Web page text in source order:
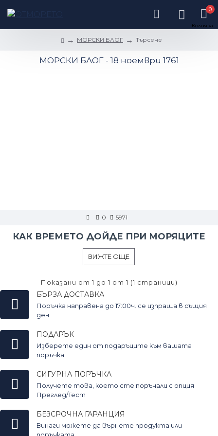
0
МОРСКИ БЛОГ Търсене
МОРСКИ БЛОГ - 18 ноември 1761
0 5971
КАК ВРЕМЕТО ДОЙДЕ ПРИ МОРЯЦИТЕ
ВИЖТЕ ОЩЕ
Показани от 1 до 1 от 1 (1 страници)
БЪРЗА ДОСТАВКА
Поръчка направена до 17:00ч. се изпраща в същия
ден
ПОДАРЪК
Изберете един от подаръците към вашата
поръчка
СИГУРНА ПОРЪЧКА
Получете това, което сте поръчали с опция
Преглед/Тест
БЕЗСРОЧНА ГАРАНЦИЯ
Винаги можете да върнете продукта или
поръчката